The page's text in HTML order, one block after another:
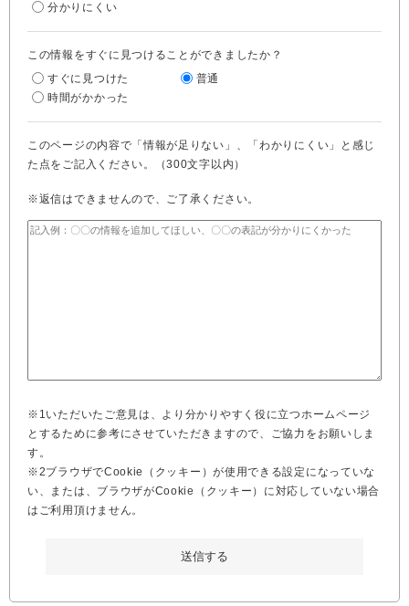
分かりにくい
この情報をすぐに見つけることができましたか？
すぐに見つけた
普通
時間がかかった
このページの内容で「情報が足りない」、「わかりにくい」と感じ
た点をご記入ください。（300文字以内）
※返信はできませんので、ご了承ください。
※1いただいたご意見は、より分かりやすく役に立つホームページ
とするために参考にさせていただきますので、ご協力をお願いしま
す。
※2ブラウザでCookie（クッキー）が使用できる設定になっていな
い、または、ブラウザがCookie（クッキー）に対応していない場合
はご利用頂けません。